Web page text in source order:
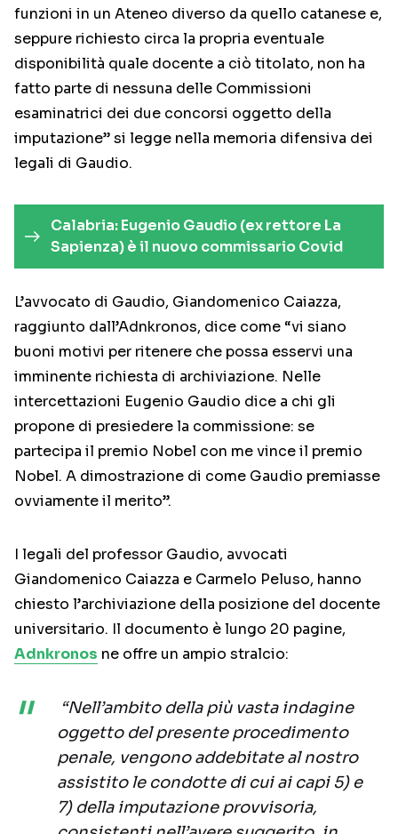
funzioni in un Ateneo diverso da quello catanese e,
seppure richiesto circa la propria eventuale
disponibilità quale docente a ciò titolato, non ha
fatto parte di nessuna delle Commissioni
esaminatrici dei due concorsi oggetto della
imputazione” si legge nella memoria difensiva dei
legali di Gaudio.
Calabria: Eugenio Gaudio (ex rettore La
Sapienza) è il nuovo commissario Covid
L’avvocato di Gaudio, Giandomenico Caiazza,
raggiunto dall’Adnkronos, dice come “vi siano
buoni motivi per ritenere che possa esservi una
imminente richiesta di archiviazione. Nelle
intercettazioni Eugenio Gaudio dice a chi gli
propone di presiedere la commissione: se
partecipa il premio Nobel con me vince il premio
Nobel. A dimostrazione di come Gaudio premiasse
ovviamente il merito”.
I legali del professor Gaudio, avvocati
Giandomenico Caiazza e Carmelo Peluso, hanno
chiesto l’archiviazione della posizione del docente
universitario. Il documento è lungo 20 pagine,
Adnkronos ne offre un ampio stralcio:
“Nell’ambito della più vasta indagine
oggetto del presente procedimento
penale, vengono addebitate al nostro
assistito le condotte di cui ai capi 5) e
7) della imputazione provvisoria,